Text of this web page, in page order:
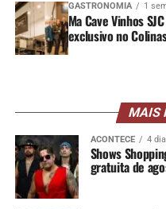
GASTRONOMIA 1
Ma Cave Vinhos
exclusivo no
MAIS
ACONTECE 4
Shows
gratuita de